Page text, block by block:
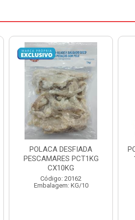
POSTA CORVINA PACOTE
1KG PESCAMARES CX
15KG
Código: 22469
Embalagem: KG/15